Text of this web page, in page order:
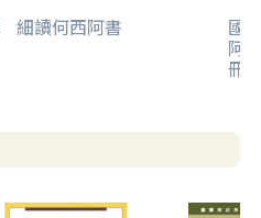
細讀何西阿書 國
阿
冊)